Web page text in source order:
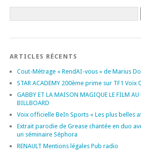
ARTICLES RÉCENTS
Cout-Métrage « RendAI-vous » de Marius
STAR ACADEMY 200ème prime sur TF1 Voix
GABBY ET LA MAISON MAGIQUE LE FILM
BILLBOARD
Voix officielle BeIn Sports « Les plus belles
Extrait parodie de Grease chantée en duo
un séminaire Séphora
RENAULT Mentions légales Pub radio